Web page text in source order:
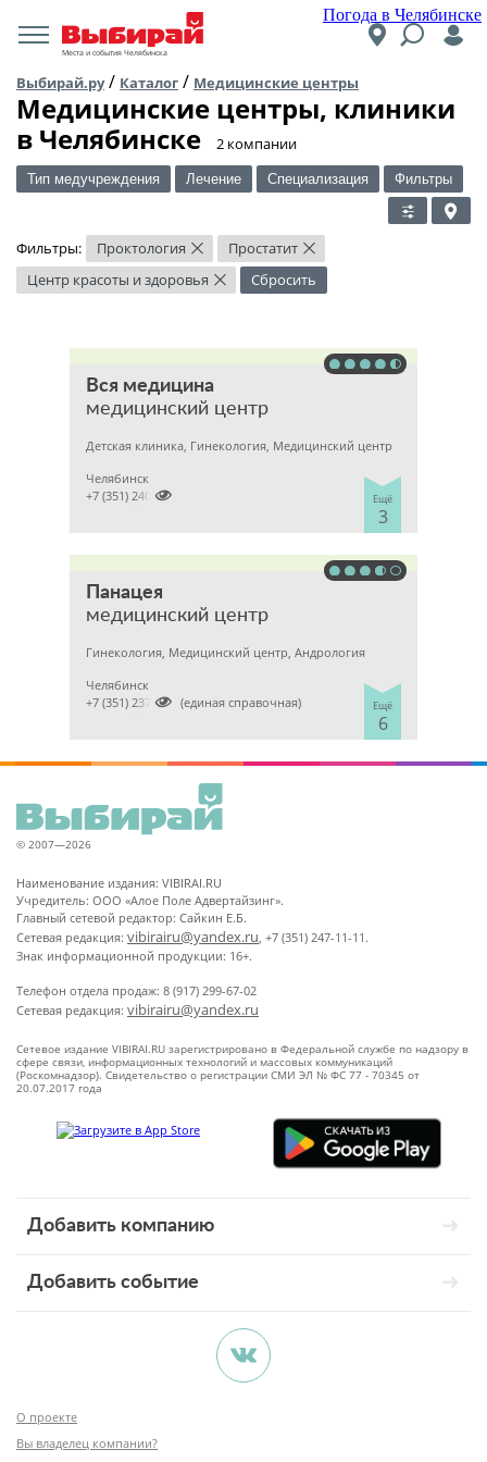
Погода в Челябинске
Места и события Челябинска
Выбирай.ру/ Каталог / Медицинские центры
Медицинские центры, клиники
в Челябинске
​2 компании
Тип медучреждения Лечение Специализация Фильтры
Фильтры: Проктология × Простатит ×
Центр красоты и здоровья × Сбросить
Вся медицина
медицинский центр
Детская клиника, Гинекология, Медицинский центр
Ещё
3
Челябинск

+7 (351) 2400303
Панацея
медицинский центр
Гинекология, Медицинский центр, Андрология
Ещё
6
Челябинск

+7 (351) 2370682 (единая справочная)
© 2007—2026
Наименование издания: VIBIRAI.RU
Учредитель: ООО «Алое Поле Адвертайзинг».
Главный сетевой редактор: Сайкин Е.Б.
Сетевая редакция: vibirairu@yandex.ru, +7 (351) 247-11-11.
Знак информационной продукции: 16+.
Телефон отдела продаж: 8 (917) 299-67-02
Сетевая редакция: vibirairu@yandex.ru
Сетевое издание VIBIRAI.RU зарегистрировано в Федеральной службе по надзору в
сфере связи, информационных технологий и массовых коммуникаций
(Роскомнадзор). Свидетельство о регистрации СМИ ЭЛ № ФС 77 - 70345 от
20.07.2017 года
Добавить компанию
Добавить событие
О проекте
Вы владелец компании?